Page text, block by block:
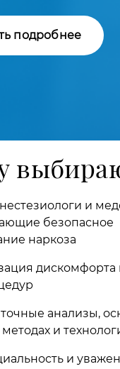
подробнее
и
безопасное
наркоза
дискомфорта
анализы,
и
и